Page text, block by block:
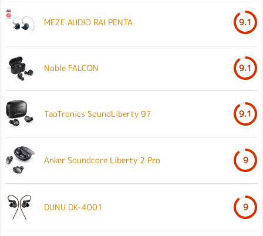
MEZE AUDIO RAI PENTA 9.1
Noble FALCON 9.1
TaoTronics SoundLiberty 97 9.1
Anker Soundcore Liberty 2 Pro 9
DUNU DK-4001 9